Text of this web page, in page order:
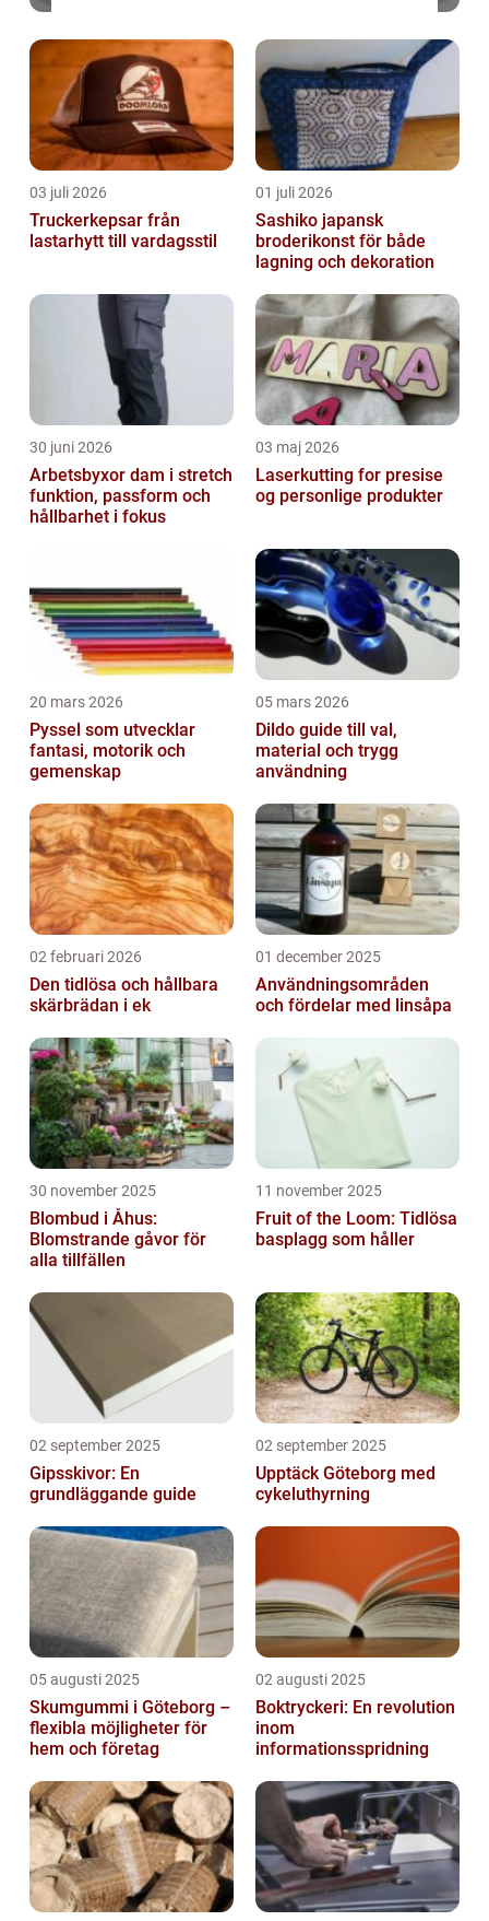
03 juli 2026
Truckerkepsar från
lastarhytt till vardagsstil
01 juli 2026
Sashiko japansk
broderikonst för både
lagning och dekoration
30 juni 2026
Arbetsbyxor dam i stretch
funktion, passform och
hållbarhet i fokus
03 maj 2026
Laserkutting for presise
og personlige produkter
20 mars 2026
Pyssel som utvecklar
fantasi, motorik och
gemenskap
05 mars 2026
Dildo guide till val,
material och trygg
användning
02 februari 2026
Den tidlösa och hållbara
skärbrädan i ek
01 december 2025
Användningsområden
och fördelar med linsåpa
30 november 2025
Blombud i Åhus:
Blomstrande gåvor för
alla tillfällen
11 november 2025
Fruit of the Loom: Tidlösa
basplagg som håller
02 september 2025
Gipsskivor: En
grundläggande guide
02 september 2025
Upptäck Göteborg med
cykeluthyrning
05 augusti 2025
Skumgummi i Göteborg –
flexibla möjligheter för
hem och företag
02 augusti 2025
Boktryckeri: En revolution
inom
informationsspridning